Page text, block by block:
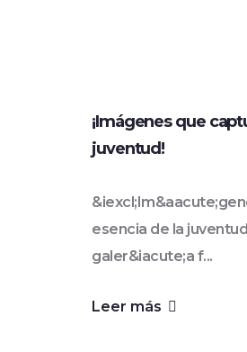
¡Imágenes que
juventud!
esencia de la
galer&iacute;a f...
Leer más